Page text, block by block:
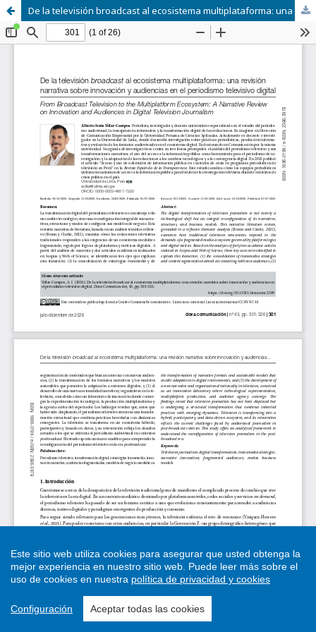
De la televisión broadcast al ecosistema multiplataforma: una revisión narrativa sobre innovación y audiencias en el periodismo televisivo digital
Este sitio web utiliza cookies para asegurar que usted obtenga la
mejor experiencia en nuestro sitio web. Puede leer más sobre el
uso de cookies en nuestra política de privacidad y cookies
Configuración Aceptar todas las cookies